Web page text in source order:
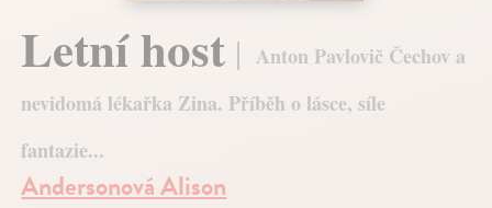
Letní host
Anton Pavlovič Čechov a
nevidomá lékařka Zina. Příběh o lásce, síle
fantazie...
Andersonová Alison